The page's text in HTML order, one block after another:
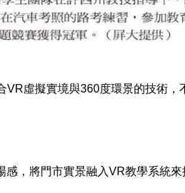
虛擬實境與360度環景的技術
，將門市實景融入VR教學系統